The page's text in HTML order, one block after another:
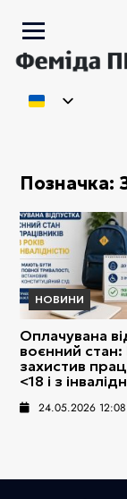
Позначка:
НОВИНИ
Оплачувана
воєнний
захистив
<18 і з
24.05.2026 12:08